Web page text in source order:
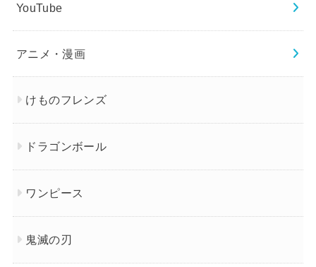
YouTube
アニメ・漫画
けものフレンズ
ドラゴンボール
ワンピース
鬼滅の刃